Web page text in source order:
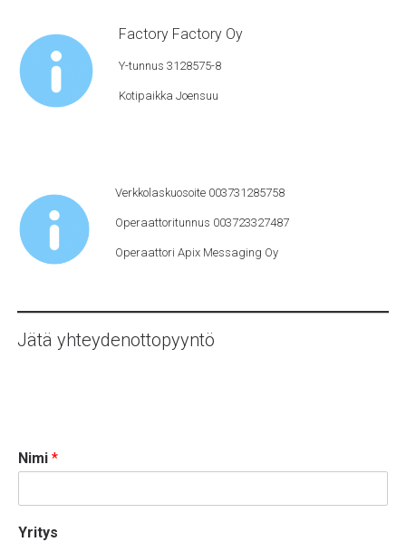
Factory Factory Oy
Y-tunnus 3128575-8
Kotipaikka Joensuu
Verkkolaskuosoite 003731285758
Operaattoritunnus 003723327487
Operaattori Apix Messaging Oy
Jätä yhteydenottopyyntö
Nimi *
Yritys